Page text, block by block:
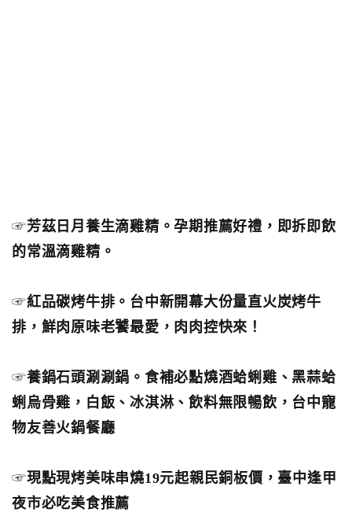
☞芳茲日月養生滴雞精。孕期推薦好禮，即拆即飲
的常溫滴雞精。
☞紅品碳烤牛排。台中新開幕大份量直火炭烤牛
排，鮮肉原味老饕最愛，肉肉控快來！
☞養鍋石頭涮涮鍋。食補必點燒酒蛤蜊雞、黑蒜蛤
蜊烏骨雞，白飯、冰淇淋、飲料無限暢飲，台中寵
物友善火鍋餐廳
☞現點現烤美味串燒19元起親民銅板價，臺中逢甲
夜市必吃美食推薦